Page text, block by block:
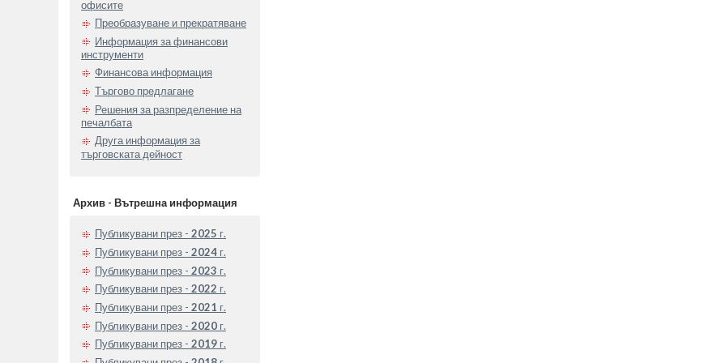
офисите
Преобразуване и прекратяване
Информация за финансови
инструменти
Финансова информация
Търгово предлагане
Решения за разпределение на
печалбата
Друга информация за
търговската дейност
Архив - Вътрешна информация
Публикувани през - 2025 г.
Публикувани през - 2024 г.
Публикувани през - 2023 г.
Публикувани през - 2022 г.
Публикувани през - 2021 г.
Публикувани през - 2020 г.
Публикувани през - 2019 г.